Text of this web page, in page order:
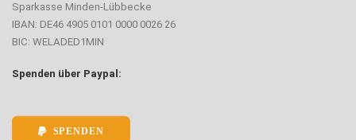
Sparkasse Minden-Lübbecke
IBAN: DE46 4905 0101 0000 0026 26
BIC: WELADED1MIN
Spenden über Paypal:
SPENDEN